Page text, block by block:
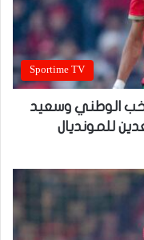
Sportime TV
الوطني وسعيد
للمونديال